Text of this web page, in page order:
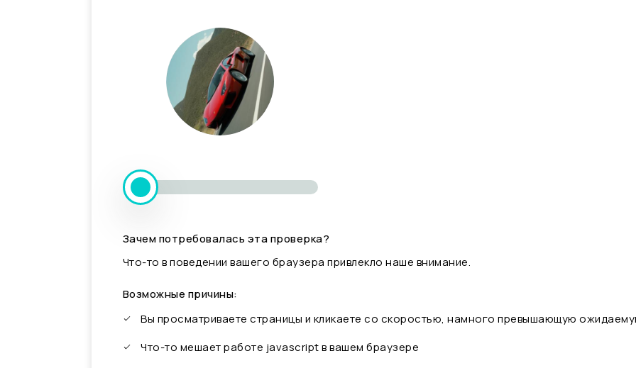
Зачем потребовалась эта проверка?
Что-то в поведении вашего браузера привлекло наше внимание.
Возможные причины:
Вы просматриваете страницы и кликаете со скоростью, намного превышающую
Что-то мешает работе javascript в вашем браузере